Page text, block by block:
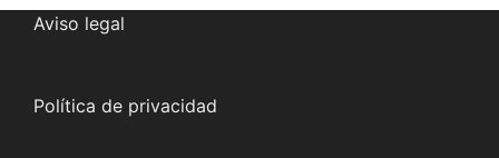
Aviso legal
Política de privacidad